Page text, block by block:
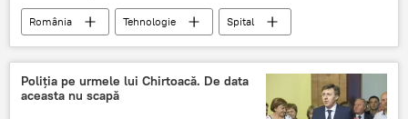
România Tehnologie
Spital
Dezinfectează
Fonduri
Bacterii
Inovație
Poliţia pe urmele lui Chirtoacă. De data
aceasta nu scapă